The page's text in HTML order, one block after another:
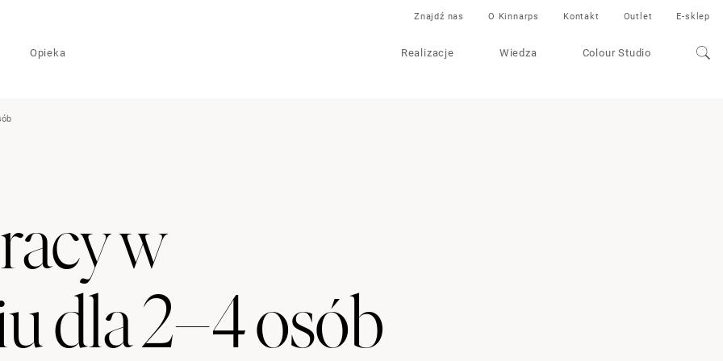
Opieka Realizacje Wiedza Colour Studio
Znajdź nas O Kinnarps Kontakt Outlet E-sklep
w
dla 2–4 osób